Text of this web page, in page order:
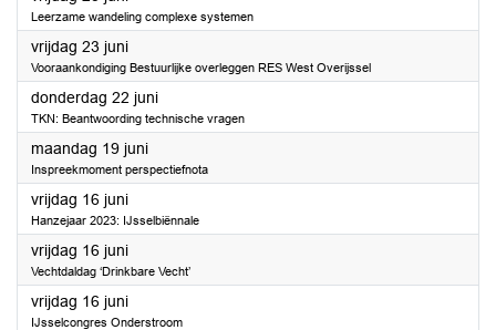
Leerzame wandeling complexe systemen
vrijdag 23 juni2023
Vooraankondiging Bestuurlijke overleggen RES West Overijssel
donderdag 22 juni2023
TKN: Beantwoording technische vragen
maandag 19 juni2023
Inspreekmoment perspectiefnota
vrijdag 16 juni2023
Hanzejaar 2023: IJsselbiënnale
vrijdag 16 juni2023
Vechtdaldag ‘Drinkbare Vecht’
vrijdag 16 juni2023
IJsselcongres Onderstroom